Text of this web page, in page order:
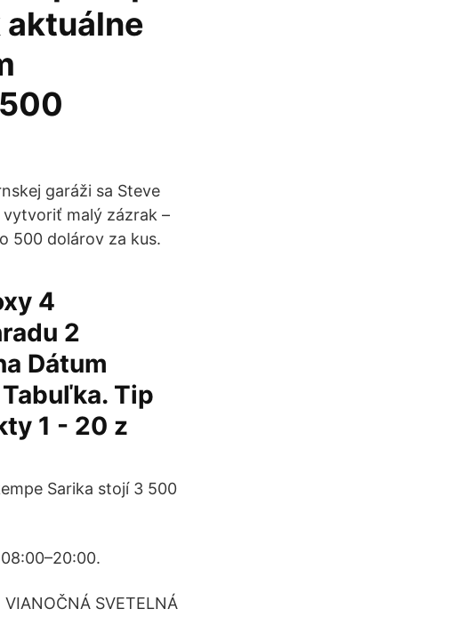
aktuálne
garáži sa Steve
vytvoriť malý zázrak –
500 dolárov za kus.
4
2
Dátum
Tip
1 - 20 z
Sarika stojí 3 500
SVETELNÁ